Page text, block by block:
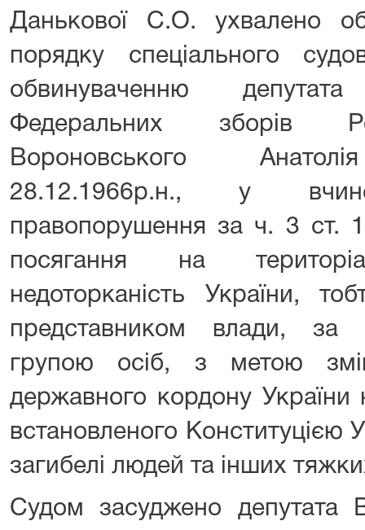
Данькової С.О. ухвалено
порядку спеціального
обвинуваченню
Федеральних зборів
Вороновського
28.12.1966р.н., у
правопорушення за ч. 3 ст.
посягання на
недоторканість України,
представником влади, за
групою осіб, з метою
державного кордону
встановленого Конституцією
загибелі людей та інших
Судом засуджено депутата